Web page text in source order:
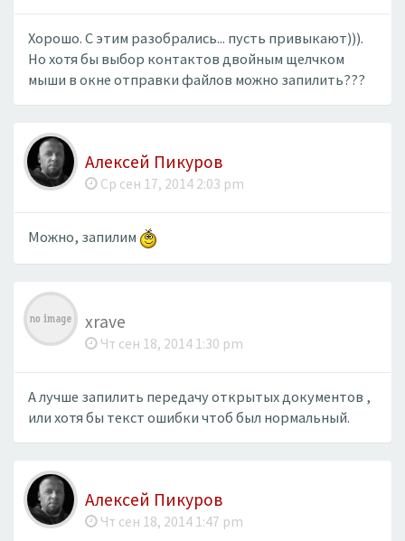
Хорошо. С этим разобрались... пусть привыкают))).
Но хотя бы выбор контактов двойным щелчком
мыши в окне отправки файлов можно запилить???
Алексей Пикуров
Ср сен 17, 2014 2:03 pm
Можно, запилим
xrave
Чт сен 18, 2014 1:30 pm
А лучше запилить передачу открытых документов ,
или хотя бы текст ошибки чтоб был нормальный.
Алексей Пикуров
Чт сен 18, 2014 1:47 pm